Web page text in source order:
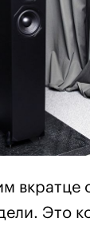
вкратце
Это